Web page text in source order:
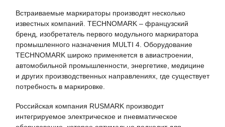
Встраиваемые маркираторы производят несколько
известных компаний. TECHNOMARK – французский
бренд, изобретатель первого модульного маркиратора
промышленного назначения MULTI 4. Оборудование
TECHNOMARK широко применяется в авиастроении,
автомобильной промышленности, энергетике, медицине
и других производственных направлениях, где существует
потребность в маркировке.
Российская компания RUSMARK производит
интегрируемое электрическое и пневматическое